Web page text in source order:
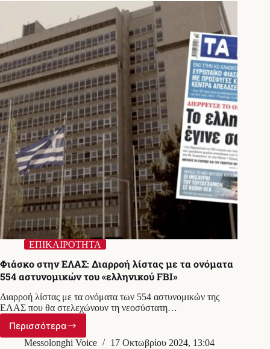
Συλλήψεις
γιατρών
και
φαρμακοποιών
για
παράνομες
συνταγογραφήσεις”
ΕΠΙΚΑΙΡΟΤΗΤΑ
Φιάσκο στην ΕΛΑΣ: Διαρροή λίστας με τα ονόματα
554 αστυνομικών του «ελληνικού FBI»
Διαρροή λίστας με τα ονόματα των 554 αστυνομικών της
ΕΛΑΣ που θα στελεχώνουν τη νεοσύστατη…
Περισσότερα
Φιάσκο
στην
Messolonghi Voice 17 Οκτωβρίου 2024, 13:04